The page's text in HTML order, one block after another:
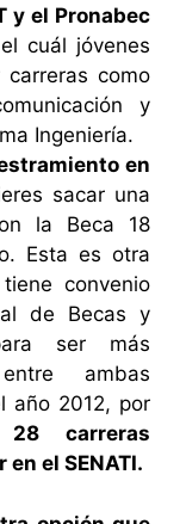
y el Pronabec
cuál jóvenes
carreras como
y
Ingeniería.
en
sacar una
la Beca 18
Esta es otra
convenio
de Becas y
ser más
ambas
año 2012, por
carreras
el SENATI.